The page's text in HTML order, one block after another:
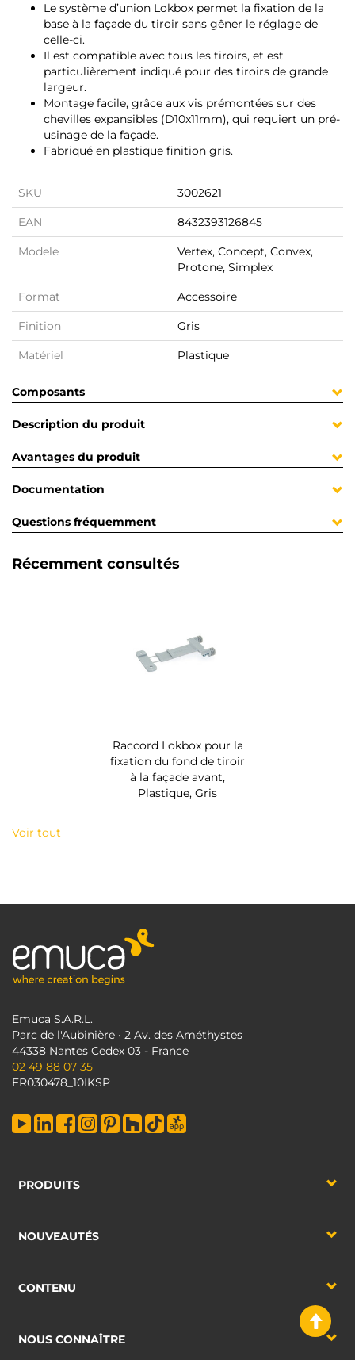
Le système d’union Lokbox permet la fixation de la
base à la façade du tiroir sans gêner le réglage de
celle-ci.
Il est compatible avec tous les tiroirs, et est
particulièrement indiqué pour des tiroirs de grande
largeur.
Montage facile, grâce aux vis prémontées sur des
chevilles expansibles (D10x11mm), qui requiert un pré-
usinage de la façade.
Fabriqué en plastique finition gris.
SKU 3002621
EAN 8432393126845
Modele
Vertex, Concept, Convex,
Protone, Simplex
Format Accessoire
Finition Gris
Matériel Plastique
Composants
Description du produit
Avantages du produit
Documentation
Questions fréquemment
Récemment consultés
Raccord Lokbox pour la
fixation du fond de tiroir
à la façade avant,
Plastique, Gris
Voir tout
Emuca S.A.R.L.
Parc de l'Aubinière • 2 Av. des Améthystes
44338 Nantes Cedex 03 - France
02 49 88 07 35
FR030478_10IKSP
PRODUITS
NOUVEAUTÉS
CONTENU
NOUS CONNAÎTRE